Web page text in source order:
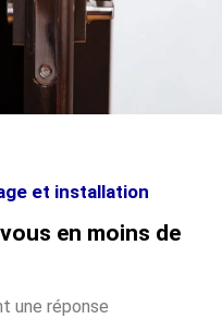
et installation
en moins de
une réponse